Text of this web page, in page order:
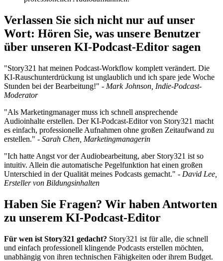
Verlassen Sie sich nicht nur auf unser
Wort: Hören Sie, was unsere Benutzer
über unseren KI-Podcast-Editor sagen
"Story321 hat meinen Podcast-Workflow komplett verändert. Die
KI-Rauschunterdrückung ist unglaublich und ich spare jede Woche
Stunden bei der Bearbeitung!" - Mark Johnson, Indie-Podcast-
Moderator
"Als Marketingmanager muss ich schnell ansprechende
Audioinhalte erstellen. Der KI-Podcast-Editor von Story321 macht
es einfach, professionelle Aufnahmen ohne großen Zeitaufwand zu
erstellen." - Sarah Chen, Marketingmanagerin
"Ich hatte Angst vor der Audiobearbeitung, aber Story321 ist so
intuitiv. Allein die automatische Pegelfunktion hat einen großen
Unterschied in der Qualität meines Podcasts gemacht." - David Lee,
Ersteller von Bildungsinhalten
Haben Sie Fragen? Wir haben Antworten
zu unserem KI-Podcast-Editor
Für wen ist Story321 gedacht? Story321 ist für alle, die schnell
und einfach professionell klingende Podcasts erstellen möchten,
unabhängig von ihren technischen Fähigkeiten oder ihrem Budget.